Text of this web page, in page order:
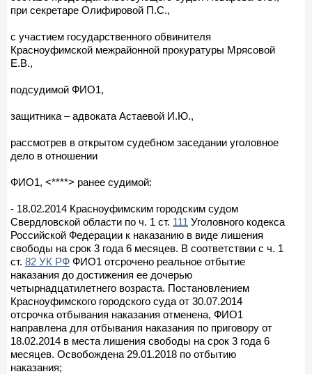
при секретаре Олифировой П.С.,
с участием государственного обвинителя
Красноуфимской межрайонной прокуратуры Мрясовой
Е.В.,
подсудимой ФИО1,
защитника – адвоката Астаевой И.Ю.,
рассмотрев в открытом судебном заседании уголовное
дело в отношении
ФИО1, <****> ранее судимой:
- 18.02.2014 Красноуфимским городским судом
Свердловской области по ч. 1 ст. 111 Уголовного кодекса
Российской Федерации к наказанию в виде лишения
свободы на срок 3 года 6 месяцев. В соответствии с ч. 1
ст. 82 УК РФ ФИО1 отсрочено реальное отбытие
наказания до достижения ее дочерью
четырнадцатилетнего возраста. Постановлением
Красноуфимского городского суда от 30.07.2014
отсрочка отбывания наказания отменена, ФИО1
направлена для отбывания наказания по приговору от
18.02.2014 в места лишения свободы на срок 3 года 6
месяцев. Освобождена 29.01.2018 по отбытию
наказания;